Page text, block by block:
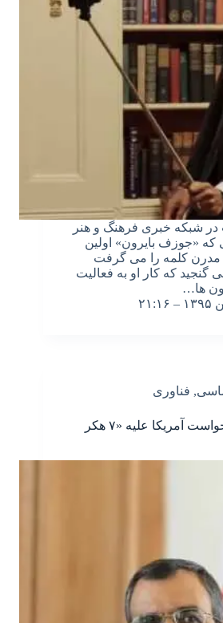
شبکه خبری فرهنگ و هنر
که «جوزف بایرون» اولین
کلمه را می گرفت
گنجید که کار او به فعالیت
ها…
, فناوری
واکنش ایران به کیفرخواست آمریکا علیه «۷ هکر